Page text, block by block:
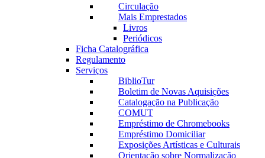
Circulação
Mais Emprestados
Livros
Periódicos
Ficha Catalográfica
Regulamento
Serviços
BiblioTur
Boletim de Novas Aquisições
Catalogação na Publicação
COMUT
Empréstimo de Chromebooks
Empréstimo Domiciliar
Exposições Artísticas e Culturais
Orientação sobre Normalização